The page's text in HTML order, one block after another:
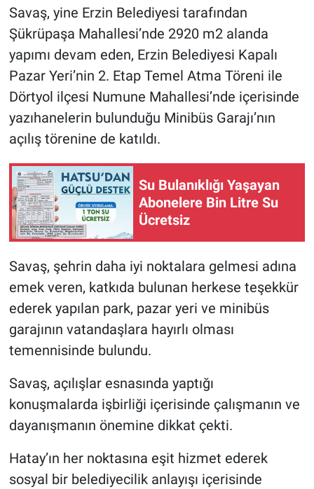
Savaş, yine Erzin Belediyesi tarafından
Şükrüpaşa Mahallesi’nde 2920 m2 alanda
yapımı devam eden, Erzin Belediyesi Kapalı
Pazar Yeri’nin 2. Etap Temel Atma Töreni ile
Dörtyol ilçesi Numune Mahallesi’nde içerisinde
yazıhanelerin bulunduğu Minibüs Garajı’nın
açılış törenine de katıldı.
Su Bulanıklığı Yaşayan
Abonelere Bin Litre Su
Ücretsiz
Savaş, şehrin daha iyi noktalara gelmesi adına
emek veren, katkıda bulunan herkese teşekkür
ederek yapılan park, pazar yeri ve minibüs
garajının vatandaşlara hayırlı olması
temennisinde bulundu.
Savaş, açılışlar esnasında yaptığı
konuşmalarda işbirliği içerisinde çalışmanın ve
dayanışmanın önemine dikkat çekti.
Hatay’ın her noktasına eşit hizmet ederek
sosyal bir belediyecilik anlayışı içerisinde